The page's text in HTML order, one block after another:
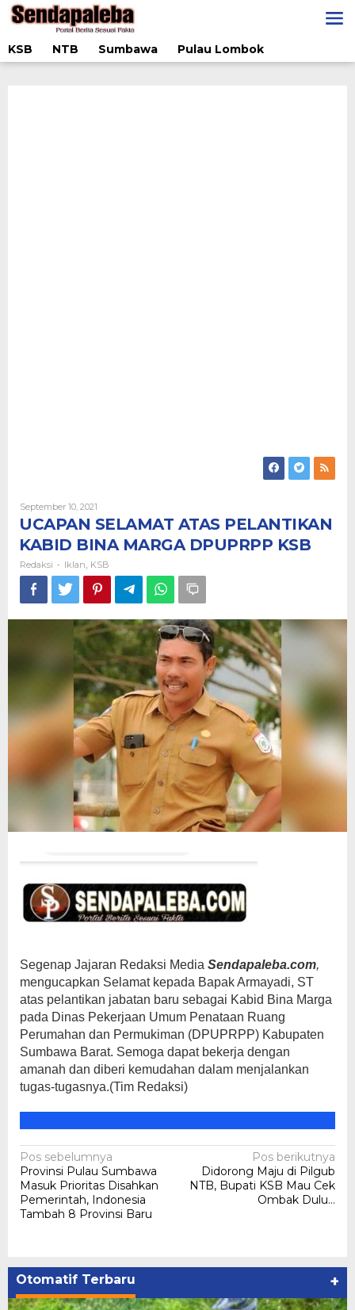
Lewati
ke
KSB
NTB Sumbawa Pulau Lombok
September 10, 2021
Redaksi
UCAPAN SELAMAT ATAS PELANTIKAN
KABID BINA MARGA DPUPRPP KSB
Redaksi - Iklan KSB
Segenap Jajaran Redaksi Media Sendapaleba.com,
mengucapkan Selamat kepada Bapak Armayadi, ST
atas pelantikan jabatan baru sebagai Kabid Bina Marga
pada Dinas Pekerjaan Umum Penataan Ruang
Perumahan dan Permukiman (DPUPRPP) Kabupaten
Sumbawa Barat. Semoga dapat bekerja dengan
amanah dan diberi kemudahan dalam menjalankan
tugas-tugasnya.(Tim Redaksi)
Navigasi
pos
Pos sebelumnya
Provinsi Pulau Sumbawa
Masuk Prioritas Disahkan
Pemerintah, Indonesia
Tambah 8 Provinsi Baru
Pos berikutnya
Didorong Maju di Pilgub
NTB, Bupati KSB Mau Cek
Ombak Dulu…
Otomatif Terbaru +